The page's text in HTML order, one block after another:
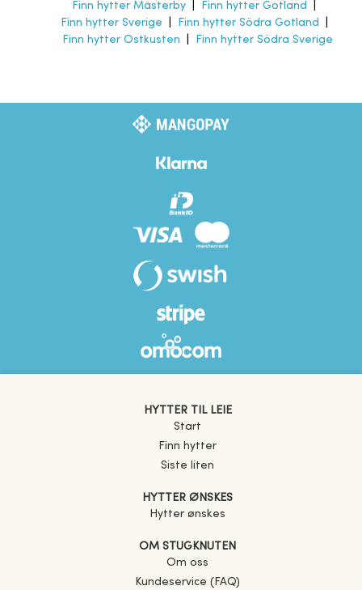
Finn hytter Mästerby
Finn hytter Gotland
Finn hytter Sverige
Finn hytter Södra Gotland
Finn hytter Ostkusten
Finn hytter Södra Sverige
HYTTER TIL LEIE
Start
Finn hytter
Siste liten
HYTTER ØNSKES
Hytter ønskes
OM STUGKNUTEN
Om oss
Kundeservice (FAQ)